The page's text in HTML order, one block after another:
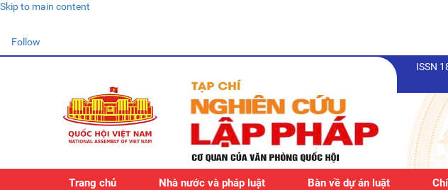
Skip to main content
Follow
ISSN
Trang chủ Nhà nước và pháp luật Bàn về dự án luật